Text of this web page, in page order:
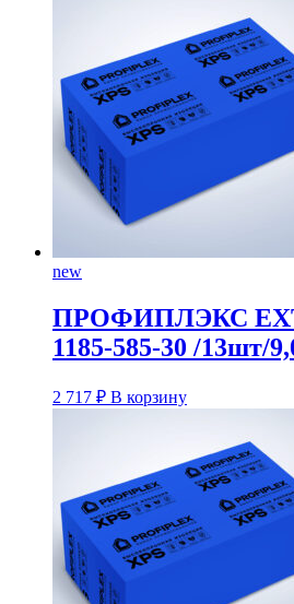
new
ПРОФИПЛЭКС
1185-585-30 /13шт/
2 717 ₽ В корзину